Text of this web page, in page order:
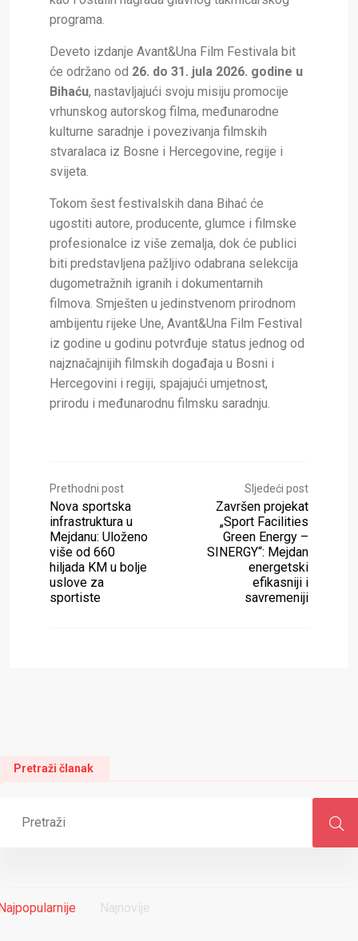
programa.
Deveto izdanje Avant&Una Film Festivala bit
će održano od 26. do 31. jula 2026. godine u
Bihaću, nastavljajući svoju misiju promocije
vrhunskog autorskog filma, međunarodne
kulturne saradnje i povezivanja filmskih
stvaralaca iz Bosne i Hercegovine, regije i
svijeta.
Tokom šest festivalskih dana Bihać će
ugostiti autore, producente, glumce i filmske
profesionalce iz više zemalja, dok će publici
biti predstavljena pažljivo odabrana selekcija
dugometražnih igranih i dokumentarnih
filmova. Smješten u jedinstvenom prirodnom
ambijentu rijeke Une, Avant&Una Film Festival
iz godine u godinu potvrđuje status jednog od
najznačajnijih filmskih događaja u Bosni i
Hercegovini i regiji, spajajući umjetnost,
prirodu i međunarodnu filmsku saradnju.
Prethodni post
Nova sportska
infrastruktura u
Mejdanu: Uloženo
više od 660
hiljada KM u bolje
uslove za
sportiste
Sljedeći post
Završen projekat
„Sport Facilities
Green Energy –
SINERGY“: Mejdan
energetski
efikasniji i
savremeniji
Pretraži članak
Najnovije